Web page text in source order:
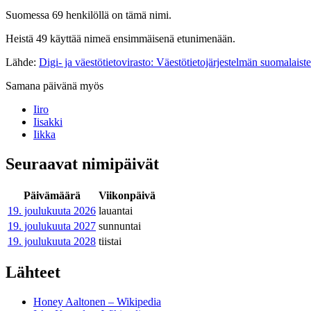
Suomessa 69 henkilöllä on tämä nimi.
Heistä 49 käyttää nimeä ensimmäisenä etunimenään.
Lähde: Digi- ja väestötietovirasto: Väestötietojärjestelmän
Samana päivänä myös
Iiro
Iisakki
Iikka
Seuraavat nimipäivät
Päivämäärä
Viikonpäivä
19. joulukuuta 2026 lauantai
19. joulukuuta 2027 sunnuntai
19. joulukuuta 2028 tiistai
Lähteet
Honey Aaltonen – Wikipedia